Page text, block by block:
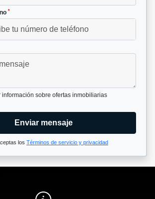
*
información sobre ofertas inmobiliarias
Enviar mensaje
los Términos de servicio y privacidad